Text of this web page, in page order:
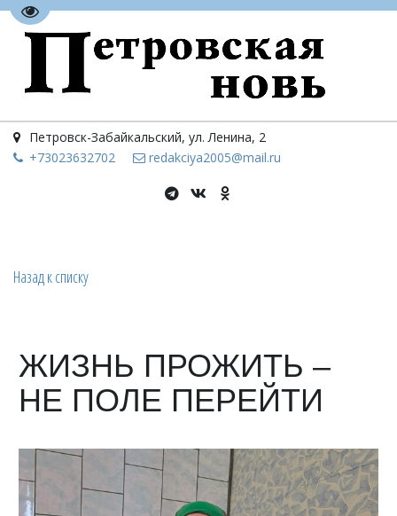
Перейти на версию для слабовидящих
Петровск-Забайкальский, ул. Ленина, 2
+73023632702 redakciya2005@mail.ru
Назад к списку
ЖИЗНЬ ПРОЖИТЬ –
НЕ ПОЛЕ ПЕРЕЙТИ